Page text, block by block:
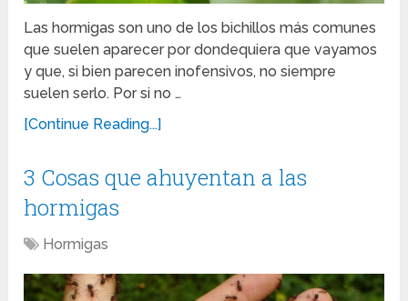
Las hormigas son uno de los bichillos más comunes
que suelen aparecer por dondequiera que vayamos
y que, si bien parecen inofensivos, no siempre
suelen serlo. Por si no …
[Continue Reading...]
3 Cosas que ahuyentan a las
hormigas
Hormigas